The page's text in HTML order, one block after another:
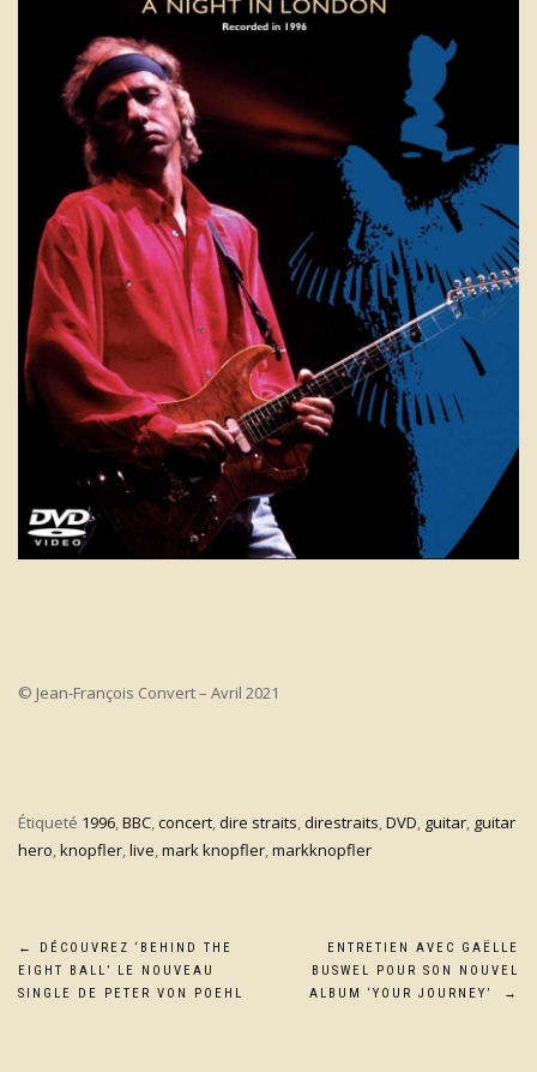
© Jean-François Convert – Avril 2021
Étiqueté 1996,BBC,concert,dire straits,direstraits,DVD, guitar, guitar
hero,knopfler,live,mark knopfler,markknopfler
Navigation
de
←
DÉCOUVREZ ‘BEHIND THE
EIGHT BALL’ LE NOUVEAU
SINGLE DE PETER VON POEHL
ENTRETIEN AVEC GAËLLE
BUSWEL POUR SON NOUVEL
ALBUM ‘YOUR JOURNEY’
→